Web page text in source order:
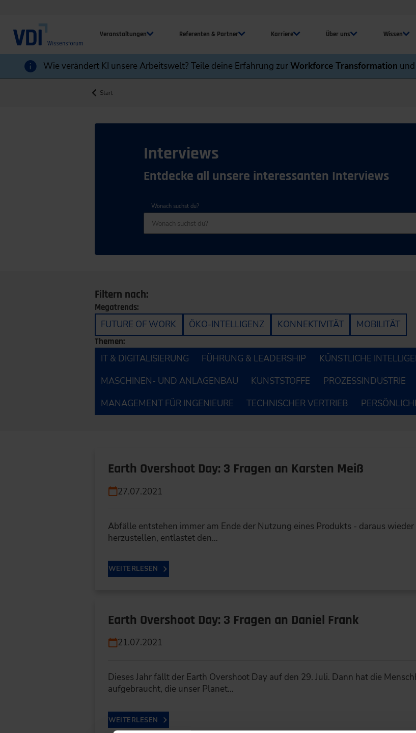
Veranstaltungen Referenten & Partner Karriere Über uns Wissen
Wie verändert KI unsere Arbeitswelt? Teile deine Erfahrung zurWorkforce Transformation
Start
Interviews
Entdecke all unsere interessanten Interviews
Wonach suchst du?
Filtern nach:
Megatrends:
FUTURE OF WORK ÖKO-INTELLIGENZ KONNEKTIVITÄT MOBILITÄT
Themen:
IT & DIGITALISIERUNG FÜHRUNG & LEADERSHIP KÜNSTLICHE
MASCHINEN- UND ANLAGENBAU
KUNSTSTOFFE PROZESSINDUSTRIE
MANAGEMENT FÜR INGENIEURE
TECHNISCHER VERTRIEB
Earth Overshoot Day: 3 Fragen an Karsten Meiß
27.07.2021
Abfälle entstehen immer am Ende der Nutzung eines Produkts - daraus
herzustellen, entlastet den…
WEITERLESEN
Earth Overshoot Day: 3 Fragen an Daniel Frank
21.07.2021
Dieses Jahr fällt der Earth Overshoot Day auf den 29. Juli. Dann hat die
aufgebraucht, die unser Planet…
WEITERLESEN